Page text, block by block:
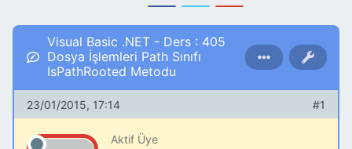
Visual Basic .NET - Ders : 405
Dosya İşlemleri Path Sınıfı
IsPathRooted Metodu
23/01/2015, 17:14 #1
Aktif Üye